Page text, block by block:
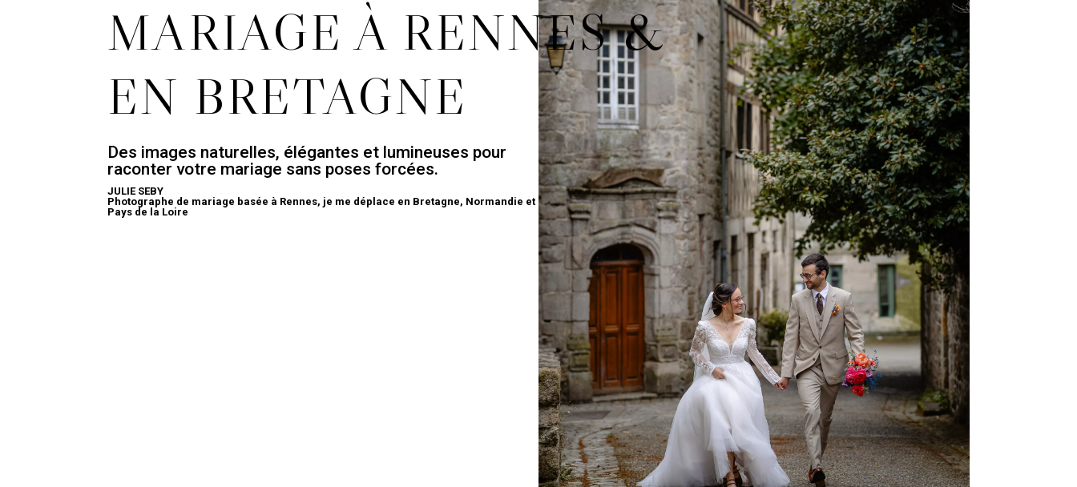
MARIAGE À RENNES&
EN BRETAGNE
Des images naturelles, élégantes et lumineuses pour
raconter votre mariage sans poses forcées.
JULIE SEBY
Photographe de mariage basée à Rennes, je me déplace en Bretagne, Normandie et
Pays de la Loire